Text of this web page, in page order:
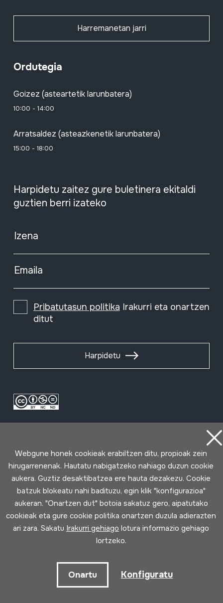
Harremanetan jarri
Ordutegia
Goizez (asteartetik larunbatera)
10:00 - 14:00
Arratsaldez (asteazkenetik larunbatera)
15:00 - 18:00
Harpidetu zaitez gure buletinera ekitaldi
guztien berri izateko
Izena
Emaila
Pribatutasun politika Irakurri eta onartzen
ditut
Harpidetu
Loturak garatua
Webgune honek cookieak erabiltzen ditu, propioak zein
hirugarrenenak. Hautatu nabigatzeko nahiago duzun cookie
aukera. Guztiz desaktibatzea ere hauta dezakezu. Cookie
batzuk blokeatu nahi badituzu, egin klik "konfigurazioa"
aukeran. "Onartzen dut" botoia sakatuz gero, aipatutako
cookieak eta gure cookie politika onartzen duzula adierazten
ari zara. Sakatu Irakurri gehiago lotura informazio gehiago
lortzeko.
Onartu Konfiguratu